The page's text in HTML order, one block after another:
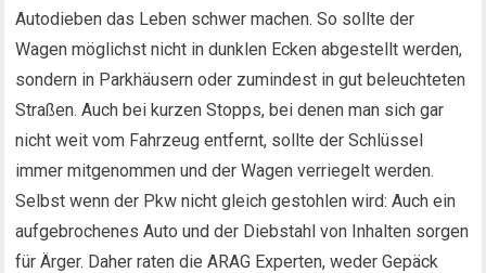
Autodieben das Leben schwer machen. So sollte der
Wagen möglichst nicht in dunklen Ecken abgestellt werden,
sondern in Parkhäusern oder zumindest in gut beleuchteten
Straßen. Auch bei kurzen Stopps, bei denen man sich gar
nicht weit vom Fahrzeug entfernt, sollte der Schlüssel
immer mitgenommen und der Wagen verriegelt werden.
Selbst wenn der Pkw nicht gleich gestohlen wird: Auch ein
aufgebrochenes Auto und der Diebstahl von Inhalten sorgen
für Ärger. Daher raten die ARAG Experten, weder Gepäck